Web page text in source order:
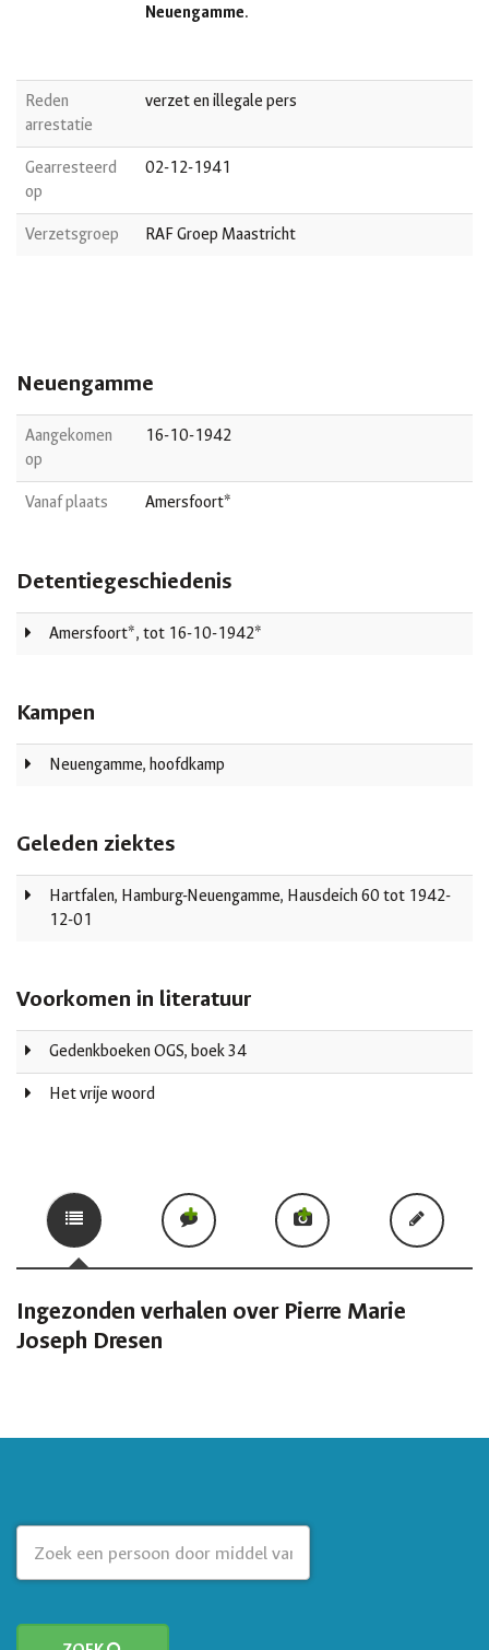
Neuengamme.
Reden
arrestatie
verzet en illegale pers
Gearresteerd
op
02-12-1941
Verzetsgroep RAF Groep Maastricht
Neuengamme
Aangekomen
op
16-10-1942
Vanaf plaats Amersfoort*
Detentiegeschiedenis
Amersfoort*, tot 16-10-1942*
Kampen
Neuengamme, hoofdkamp
Geleden ziektes
Hartfalen, Hamburg-Neuengamme, Hausdeich 60 tot 1942-
12-01
Voorkomen in literatuur
Gedenkboeken OGS, boek 34
Het vrije woord
Ingezonden verhalen over Pierre Marie
Joseph Dresen